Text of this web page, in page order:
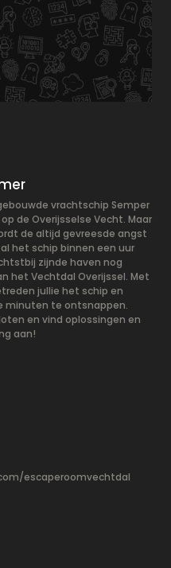
gebouwde vrachtschip Semper
de Overijsselse Vecht. Maar
de altijd gevreesde angst
het schip binnen een uur
zijnde haven nog
het Vechtdal Overijssel. Met
jullie het schip en
minuten te ontsnappen.
en vind oplossingen en
aan!
escaperoomvechtdal